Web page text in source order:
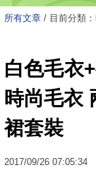
所有文章 / 目前分類
白色毛衣
時尚毛衣
裙套裝
2017/09/26 07:05:34